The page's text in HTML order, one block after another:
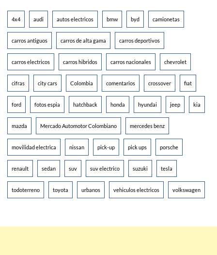
4x4 audi autos electricos bmw byd camionetas
carros antiguos carros de alta gama carros deportivos
carros electricos carros hibridos carros nacionales chevrolet
cifras city cars Colombia comentarios crossover fiat
ford fotos espia hatchback honda hyundai jeep kia
mazda Mercado Automotor Colombiano mercedes benz
movilidad electrica nissan pick-up pick ups porsche
renault sedan suv suv electrico suzuki tesla
todoterreno toyota urbanos vehiculos electricos volkswagen